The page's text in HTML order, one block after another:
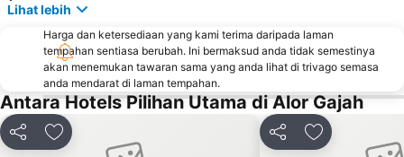
Lihat lebih
Harga dan ketersediaan yang kami terima daripada laman
tempahan sentiasa berubah. Ini bermaksud anda tidak semestinya
akan menemukan tawaran sama yang anda lihat di trivago semasa
anda mendarat di laman tempahan.
Antara Hotels Pilihan Utama di Alor Gajah
Kongsi Tambah ke favorit Kongsi Tambah ke